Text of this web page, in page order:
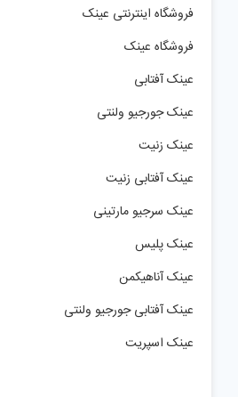
فروشگاه اینترنتی عینک
فروشگاه عینک
عینک آفتابی
عینک جورجیو ولنتی
عینک زنیت
عینک آفتابی زنیت
عینک سرجیو مارتینی
عینک پلیس
عینک آناهیکمن
عینک آفتابی جورجیو ولنتی
عینک اسپریت